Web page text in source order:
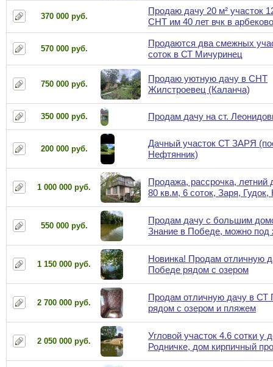
370 000 руб.
Продаю дачу 20 м² участок
СНТ им 40 лет вчк в арбеково
570 000 руб.
Продаются два смежных
соток в СТ Мичуринец
750 000 руб.
Продаю уютную дачу в СНТ
Жилстроевец (Каланча)
350 000 руб. Продам дачу на ст.
200 000 руб.
Дачный участок СТ ЗАРЯ
Нефтянник)
1 000 000 руб.
Продажа, рассрочка, летний
80 кв.м, 6 соток, Заря,
550 000 руб.
Продам дачу с большим
Знание в Победе, можно под
1 150 000 руб.
Новинка! Продам отличную
Победе рядом с озером
2 700 000 руб.
Продам отличную дачу в СТ
рядом с озером и пляжем
2 050 000 руб.
Угловой участок 4.6 сотки у
Родничке, дом кирпичный